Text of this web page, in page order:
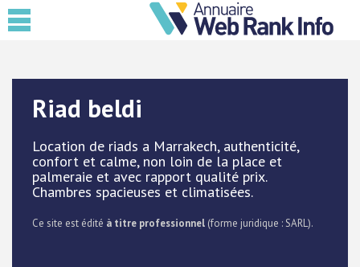
Riad beldi
Location de riads a Marrakech, authenticité,
confort et calme, non loin de la place et
palmeraie et avec rapport qualité prix.
Chambres spacieuses et climatisées.
Ce site est édité à titre professionnel (forme juridique : SARL).